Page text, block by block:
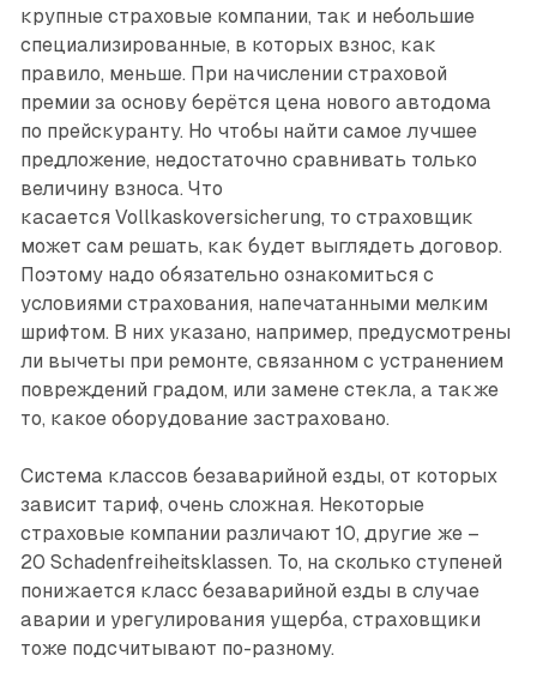
крупные страховые компании, так и небольшие
специализированные, в которых взнос, как
правило, меньше. При начислении страховой
премии за основу берётся цена нового автодома
по прейскуранту. Но чтобы найти самое лучшее
предложение, недостаточно сравнивать только
величину взноса. Что
касается Vollkaskoversicherung, то страховщик
может сам решать, как будет выглядеть договор.
Поэтому надо обязательно ознакомиться с
условиями страхования, напечатанными мелким
шрифтом. В них указано, например, предусмотрены
ли вычеты при ремонте, связанном с устранением
повреждений градом, или замене стекла, а также
то, какое оборудование застраховано.
Система классов безаварийной езды, от которых
зависит тариф, очень сложная. Некоторые
страховые компании различают 10, другие же –
20 Schadenfreiheitsklassen. То, на сколько ступеней
понижается класс безаварийной езды в случае
аварии и урегулирования ущерба, страховщики
тоже подсчитывают по-разному.